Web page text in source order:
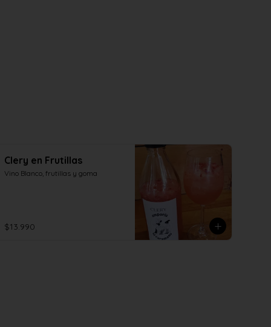
Clery en Frutillas
Vino Blanco, frutillas y goma
$13.990